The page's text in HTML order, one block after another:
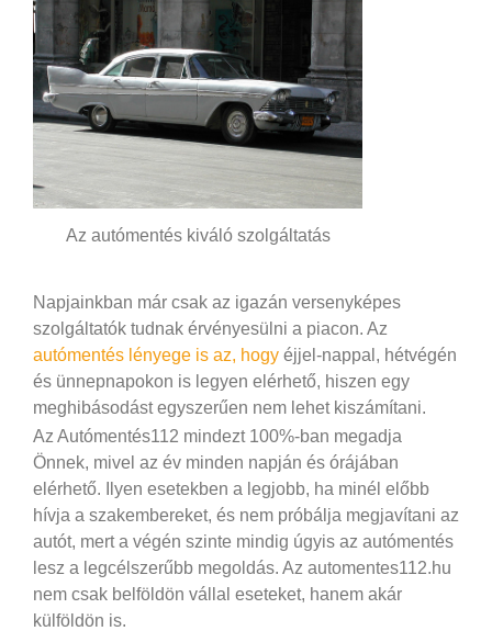
Az autómentés kiváló szolgáltatás
Napjainkban már csak az igazán versenyképes
szolgáltatók tudnak érvényesülni a piacon. Az
autómentés lényege is az, hogy éjjel-nappal, hétvégén
és ünnepnapokon is legyen elérhető, hiszen egy
meghibásodást egyszerűen nem lehet kiszámítani.
Az Autómentés112 mindezt 100%-ban megadja
Önnek, mivel az év minden napján és órájában
elérhető. Ilyen esetekben a legjobb, ha minél előbb
hívja a szakembereket, és nem próbálja megjavítani az
autót, mert a végén szinte mindig úgyis az autómentés
lesz a legcélszerűbb megoldás. Az automentes112.hu
nem csak belföldön vállal eseteket, hanem akár
külföldön is.